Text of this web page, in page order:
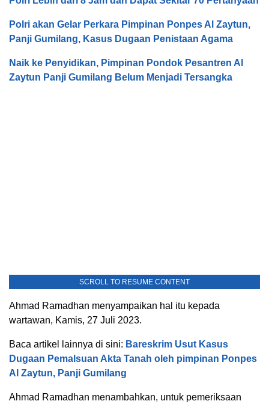
Polri akan Gelar Perkara Pimpinan Ponpes Al Zaytun,
Panji Gumilang, Kasus Dugaan Penistaan Agama
Naik ke Penyidikan, Pimpinan Pondok Pesantren Al
Zaytun Panji Gumilang Belum Menjadi Tersangka
SCROLL TO RESUME CONTENT
Ahmad Ramadhan menyampaikan hal itu kepada
wartawan, Kamis, 27 Juli 2023.
Baca artikel lainnya di sini: Bareskrim Usut Kasus
Dugaan Pemalsuan Akta Tanah oleh pimpinan Ponpes
Al Zaytun, Panji Gumilang
Ahmad Ramadhan menambahkan, untuk pemeriksaan